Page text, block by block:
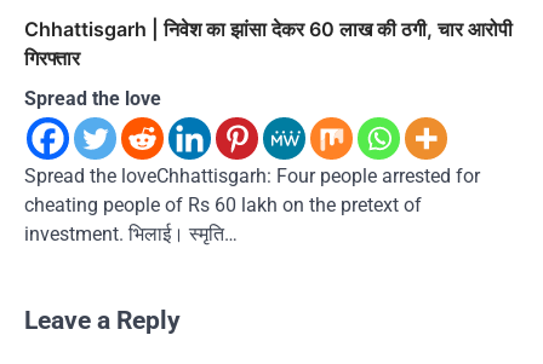
Chhattisgarh | निवेश का झांसा देकर 60 लाख की ठगी, चार आरोपी
गिरफ्तार
Spread the love
Spread the loveChhattisgarh: Four people arrested for
cheating people of Rs 60 lakh on the pretext of
investment. भिलाई। स्मृति…
Leave a Reply